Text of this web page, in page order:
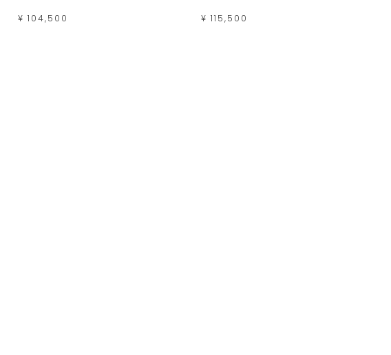
¥ 104,500 ¥ 115,500